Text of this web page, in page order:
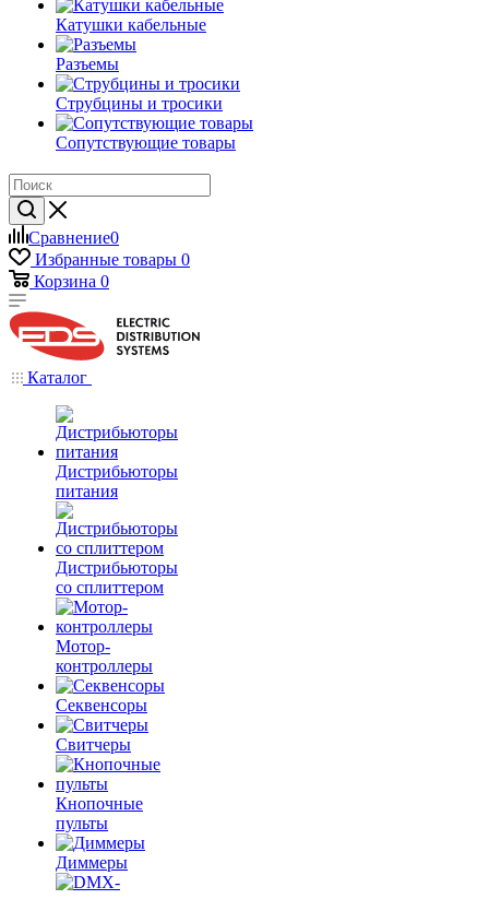
Катушки кабельные
Разъемы
Струбцины и тросики
Сопутствующие товары
Сравнение0
Избранные товары 0
Корзина 0
Каталог
Дистрибьюторы
питания
Дистрибьюторы
со сплиттером
Мотор-
контроллеры
Секвенсоры
Свитчеры
Кнопочные
пульты
Диммеры